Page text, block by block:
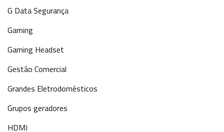
G Data Segurança
Gaming
Gaming Headset
Gestão Comercial
Grandes Eletrodomésticos
Grupos geradores
HDMI